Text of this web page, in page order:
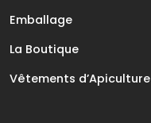
Emballage
La Boutique
Vêtements d’Apiculture